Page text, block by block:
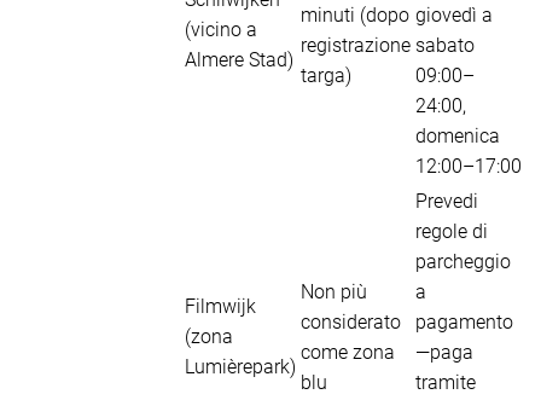
(vicino a
Almere Stad)
minuti (dopo
registrazione
targa)
giovedì a
sabato
09:00–
24:00,
domenica
12:00–17:00
Filmwijk
(zona
Lumièrepark)
Non più
considerato
come zona
blu
Prevedi
regole di
parcheggio
a
pagamento
—paga
tramite